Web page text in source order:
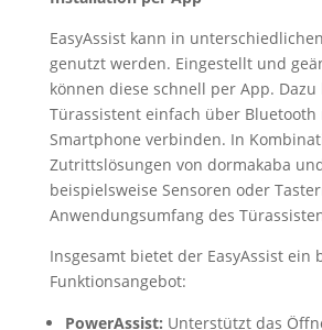
EasyAssist kann in
genutzt werden. Eingestellt und
können diese schnell per App.
Türassistent einfach über Bluetooth
Smartphone verbinden. In
Zutrittslösungen von dormakaba
beispielsweise Sensoren oder
Anwendungsumfang des
Insgesamt bietet der EasyAssist ein
Funktionsangebot:
PowerAssist: Unterstützt das